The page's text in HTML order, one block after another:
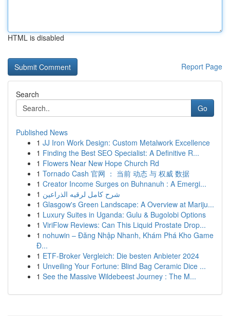
HTML is disabled
Report Page
Search
Go
Published News
1 JJ Iron Work Design: Custom Metalwork Excellence
1 Finding the Best SEO Specialist: A Definitive R...
1 Flowers Near New Hope Church Rd
1 Tornado Cash 官网 ： 当前 动态 与 权威 数据
1 Creator Income Surges on Buhnanuh : A Emergi...
1 شرح كامل لرقيه الذراعين
1 Glasgow's Green Landscape: A Overview at Mariju...
1 Luxury Suites in Uganda: Gulu & Bugolobi Options
1 ViriFlow Reviews: Can This Liquid Prostate Drop...
1 nohuwin – Đăng Nhập Nhanh, Khám Phá Kho Game
Đ...
1 ETF-Broker Vergleich: Die besten Anbieter 2024
1 Unveiling Your Fortune: Blind Bag Ceramic Dice ...
1 See the Massive Wildebeest Journey : The M...